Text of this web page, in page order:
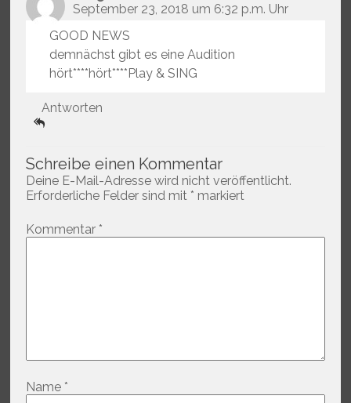
September 23, 2018 um 6:32 p.m. Uhr
GOOD NEWS
demnächst gibt es eine Audition
hört****hört****Play & SING
Antworten
Schreibe einen Kommentar
Deine E-Mail-Adresse wird nicht veröffentlicht.
Erforderliche Felder sind mit* markiert
Kommentar*
Name*